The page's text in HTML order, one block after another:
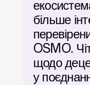
більше
OSMO.
щодо
у